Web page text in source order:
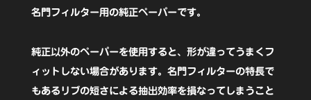
ー
タ
イ
名門フィルター用の純正ペーパーです。
純正以外のペーパーを使用すると、形が違ってうまくフ
ィットしない場合があります。名門フィルターの特長で
もあるリブの短さによる抽出効率を損なってしまうこと